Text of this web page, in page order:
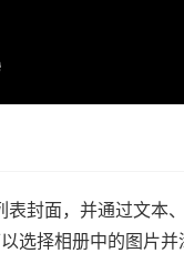
封面，并通过文本
选择相册中的图片